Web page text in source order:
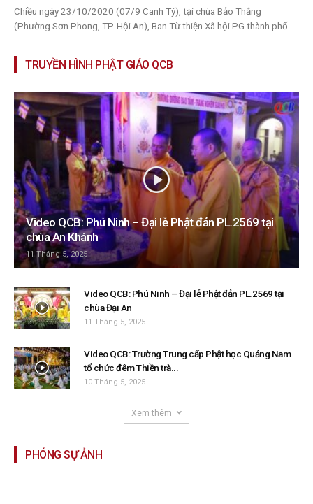
Chiều ngày 23/10/2020 (07/9 Canh Tý), tại chùa Bảo Thắng
(Phường Sơn Phong, TP. Hội An), Ban Từ thiện Xã hội PG thành phố...
TRUYỀN HÌNH PHẬT GIÁO QCB
Video QCB: Phú Ninh – Đại lễ Phật đản PL.2569 tại
chùa An Khánh
11 Tháng 5, 2025
Video QCB: Phú Ninh – Đại lễ Phật đản PL.2569 tại
chùa Đại An
11 Tháng 5, 2025
Video QCB: Trường Trung cấp Phật học Quảng Nam
tổ chức đêm Thiền trà...
10 Tháng 5, 2025
Xem thêm
PHÓNG SỰ ẢNH